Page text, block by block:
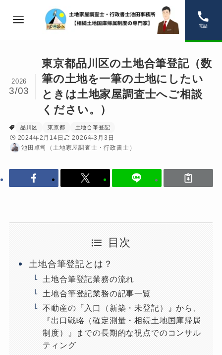
電話
東京都品川区の土地合筆登記（数
筆の土地を一筆の土地にしたい
ときは土地家屋調査士へご相談
ください。）
2026
3/03
品川区 東京都 土地合筆登記
2024年2月14日
2026年3月3日
池田卓司（土地家屋調査士・行政書士）
目次
土地合筆登記とは？
土地合筆登記業務の流れ
土地合筆登記業務の記事一覧
不動産の『入口（新築・未登記）』から、
『出口戦略（確定測量・相続土地国庫帰属
制度）』までの長期的な視点でのコンサル
ティング